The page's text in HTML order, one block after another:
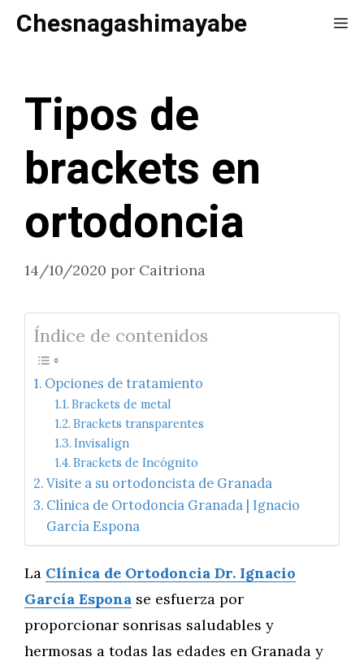
SaltarChesnagashimayabe
Tipos de
brackets en
ortodoncia
14/10/2020 por Caitriona
Índice de contenidos
Opciones de tratamiento
Brackets de metal
Brackets transparentes
Invisalign
Brackets de Incógnito
Visite a su ortodoncista de Granada
Clínica de Ortodoncia Granada | Ignacio
García Espona
La Clínica de Ortodoncia Dr. Ignacio
García Espona se esfuerza por
proporcionar sonrisas saludables y
hermosas a todas las edades en Granada y